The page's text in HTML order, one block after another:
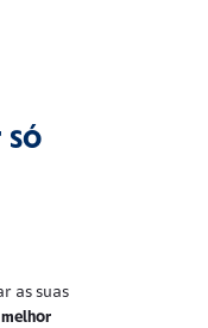
as suas